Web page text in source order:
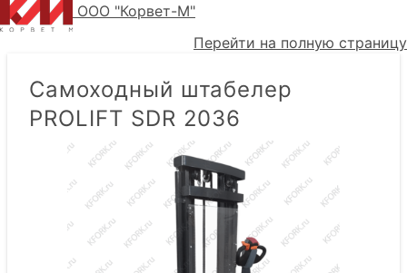
ООО "Корвет-М"
Перейти на полную страницу
Самоходный штабелер
PROLIFT SDR 2036